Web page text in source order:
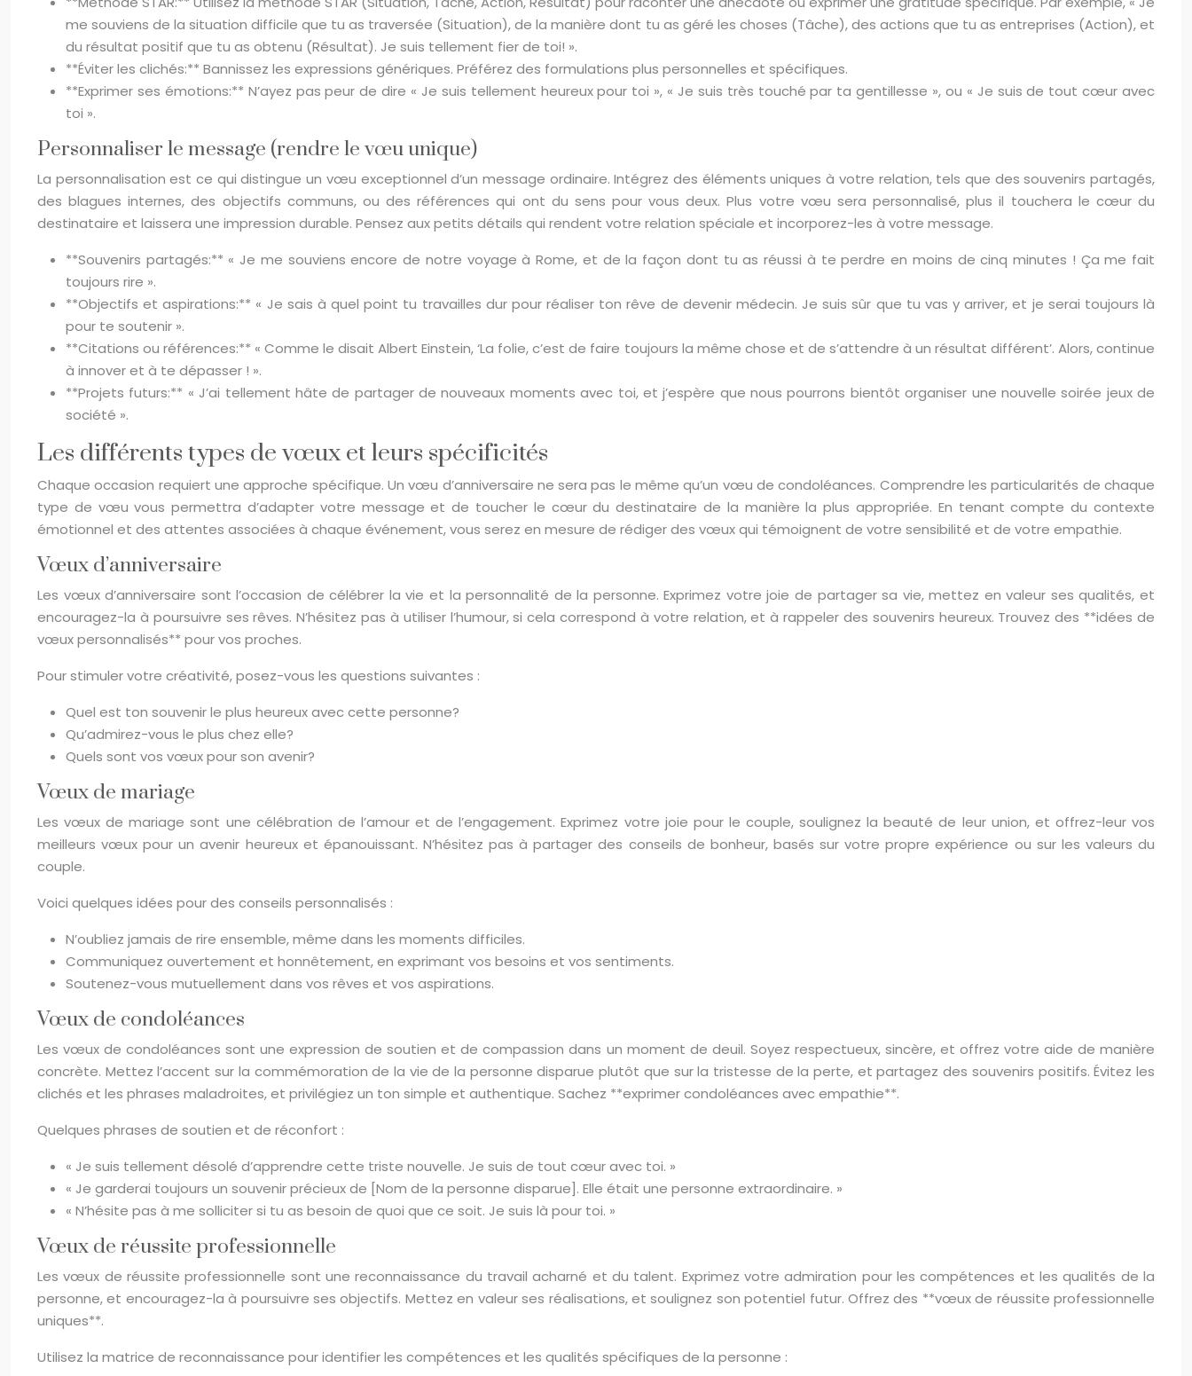
me souviens de la situation difficile que tu as traversée (Situation), de la manière dont tu as géré les choses (Tâche), des actions que tu as entreprises (Action), et
du résultat positif que tu as obtenu (Résultat). Je suis tellement fier de toi! ».
**Éviter les clichés:** Bannissez les expressions génériques. Préférez des formulations plus personnelles et spécifiques.
**Exprimer ses émotions:** N’ayez pas peur de dire « Je suis tellement heureux pour toi », « Je suis très touché par ta gentillesse », ou « Je suis de tout cœur avec
toi ».
Personnaliser le message (rendre le vœu unique)
La personnalisation est ce qui distingue un vœu exceptionnel d’un message ordinaire. Intégrez des éléments uniques à votre relation, tels que des souvenirs partagés,
des blagues internes, des objectifs communs, ou des références qui ont du sens pour vous deux. Plus votre vœu sera personnalisé, plus il touchera le cœur du
destinataire et laissera une impression durable. Pensez aux petits détails qui rendent votre relation spéciale et incorporez-les à votre message.
**Souvenirs partagés:** « Je me souviens encore de notre voyage à Rome, et de la façon dont tu as réussi à te perdre en moins de cinq minutes ! Ça me fait
toujours rire ».
**Objectifs et aspirations:** « Je sais à quel point tu travailles dur pour réaliser ton rêve de devenir médecin. Je suis sûr que tu vas y arriver, et je serai toujours là
pour te soutenir ».
**Citations ou références:** « Comme le disait Albert Einstein, ‘La folie, c’est de faire toujours la même chose et de s’attendre à un résultat différent’. Alors, continue
à innover et à te dépasser ! ».
**Projets futurs:** « J’ai tellement hâte de partager de nouveaux moments avec toi, et j’espère que nous pourrons bientôt organiser une nouvelle soirée jeux de
société ».
Les différents types de vœux et leurs spécificités
Chaque occasion requiert une approche spécifique. Un vœu d’anniversaire ne sera pas le même qu’un vœu de condoléances. Comprendre les particularités de chaque
type de vœu vous permettra d’adapter votre message et de toucher le cœur du destinataire de la manière la plus appropriée. En tenant compte du contexte
émotionnel et des attentes associées à chaque événement, vous serez en mesure de rédiger des vœux qui témoignent de votre sensibilité et de votre empathie.
Vœux d’anniversaire
Les vœux d’anniversaire sont l’occasion de célébrer la vie et la personnalité de la personne. Exprimez votre joie de partager sa vie, mettez en valeur ses qualités, et
encouragez-la à poursuivre ses rêves. N’hésitez pas à utiliser l’humour, si cela correspond à votre relation, et à rappeler des souvenirs heureux. Trouvez des **idées de
vœux personnalisés** pour vos proches.
Pour stimuler votre créativité, posez-vous les questions suivantes :
Quel est ton souvenir le plus heureux avec cette personne?
Qu’admirez-vous le plus chez elle?
Quels sont vos vœux pour son avenir?
Vœux de mariage
Les vœux de mariage sont une célébration de l’amour et de l’engagement. Exprimez votre joie pour le couple, soulignez la beauté de leur union, et offrez-leur vos
meilleurs vœux pour un avenir heureux et épanouissant. N’hésitez pas à partager des conseils de bonheur, basés sur votre propre expérience ou sur les valeurs du
couple.
Voici quelques idées pour des conseils personnalisés :
N’oubliez jamais de rire ensemble, même dans les moments difficiles.
Communiquez ouvertement et honnêtement, en exprimant vos besoins et vos sentiments.
Soutenez-vous mutuellement dans vos rêves et vos aspirations.
Vœux de condoléances
Les vœux de condoléances sont une expression de soutien et de compassion dans un moment de deuil. Soyez respectueux, sincère, et offrez votre aide de manière
concrète. Mettez l’accent sur la commémoration de la vie de la personne disparue plutôt que sur la tristesse de la perte, et partagez des souvenirs positifs. Évitez les
clichés et les phrases maladroites, et privilégiez un ton simple et authentique. Sachez **exprimer condoléances avec empathie**.
Quelques phrases de soutien et de réconfort :
« Je suis tellement désolé d’apprendre cette triste nouvelle. Je suis de tout cœur avec toi. »
« Je garderai toujours un souvenir précieux de [Nom de la personne disparue]. Elle était une personne extraordinaire. »
« N’hésite pas à me solliciter si tu as besoin de quoi que ce soit. Je suis là pour toi. »
Vœux de réussite professionnelle
Les vœux de réussite professionnelle sont une reconnaissance du travail acharné et du talent. Exprimez votre admiration pour les compétences et les qualités de la
personne, et encouragez-la à poursuivre ses objectifs. Mettez en valeur ses réalisations, et soulignez son potentiel futur. Offrez des **vœux de réussite professionnelle
uniques**.
Utilisez la matrice de reconnaissance pour identifier les compétences et les qualités spécifiques de la personne :